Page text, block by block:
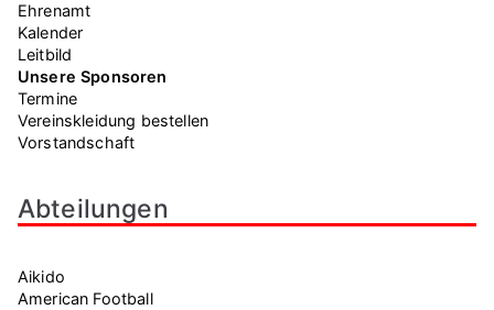
Ehrenamt
Kalender
Leitbild
Unsere Sponsoren
Termine
Vereinskleidung bestellen
Vorstandschaft
Abteilungen
Aikido
American Football